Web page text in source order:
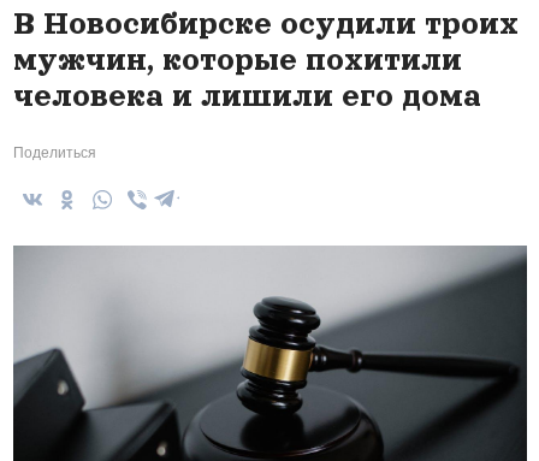
В Новосибирске осудили троих
мужчин, которые похитили
человека и лишили его дома
Поделиться